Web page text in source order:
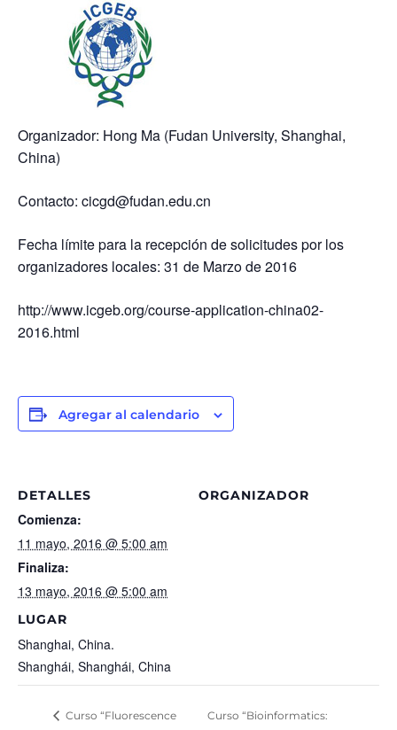
Organizador: Hong Ma (Fudan University, Shanghai,
China)
Contacto: cicgd@fudan.edu.cn
Fecha límite para la recepción de solicitudes por los
organizadores locales: 31 de Marzo de 2016
http://www.icgeb.org/course-application-china02-
2016.html
Agregar al calendario
DETALLES
Comienza:
11 mayo, 2016 @ 5:00 am
Finaliza:
13 mayo, 2016 @ 5:00 am
LUGAR
Shanghai, China.
Shanghái, Shanghái, China
ORGANIZADOR
Curso “Fluorescence
Curso “Bioinformatics: